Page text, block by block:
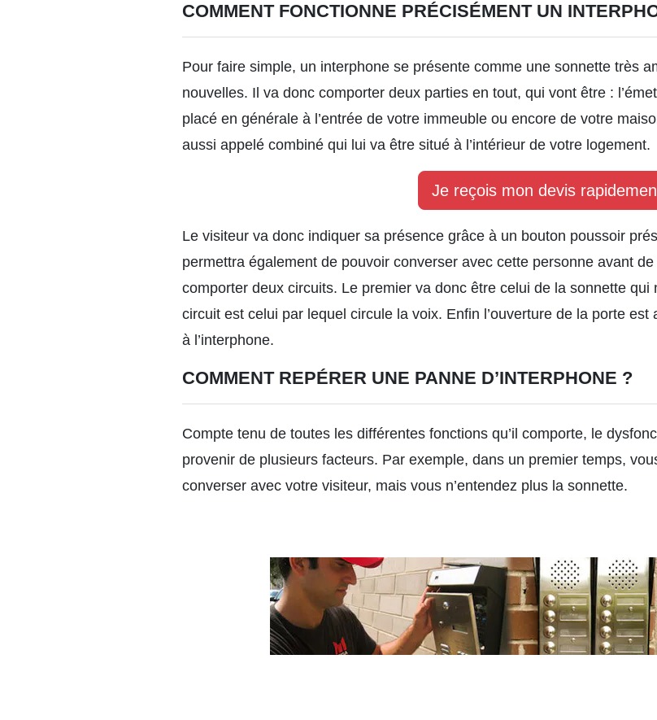
COMMENT FONCTIONNE PRÉCISÉMENT UN
Pour faire simple, un interphone se présente comme une sonnette très
nouvelles. Il va donc comporter deux parties en tout, qui vont être :
placé en générale à l’entrée de votre immeuble ou encore de votre
aussi appelé combiné qui lui va être situé à l’intérieur de votre logement.
Je reçois mon devis
Le visiteur va donc indiquer sa présence grâce à un bouton poussoir
permettra également de pouvoir converser avec cette personne avant
comporter deux circuits. Le premier va donc être celui de la sonnette qui
circuit est celui par lequel circule la voix. Enfin l’ouverture de la porte
à l’interphone.
COMMENT REPÉRER UNE PANNE D’INTERPHONE ?
Compte tenu de toutes les différentes fonctions qu’il comporte, le
provenir de plusieurs facteurs. Par exemple, dans un premier temps,
converser avec votre visiteur, mais vous n’entendez plus la sonnette.